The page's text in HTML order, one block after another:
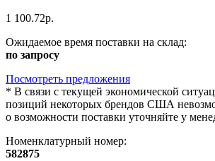
1 100.72р.
Ожидаемое время поставки на склад:
по запросу
Посмотреть предложения
* В связи с текущей экономической
позиций некоторых брендов США
о возможности поставки уточняйте у
Номенклатурный номер:
582875